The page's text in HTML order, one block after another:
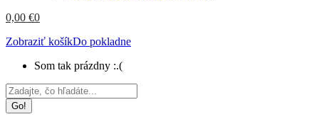
0,00 €0
Zobraziť košíkDo pokladne
Som tak prázdny :.(
Search: